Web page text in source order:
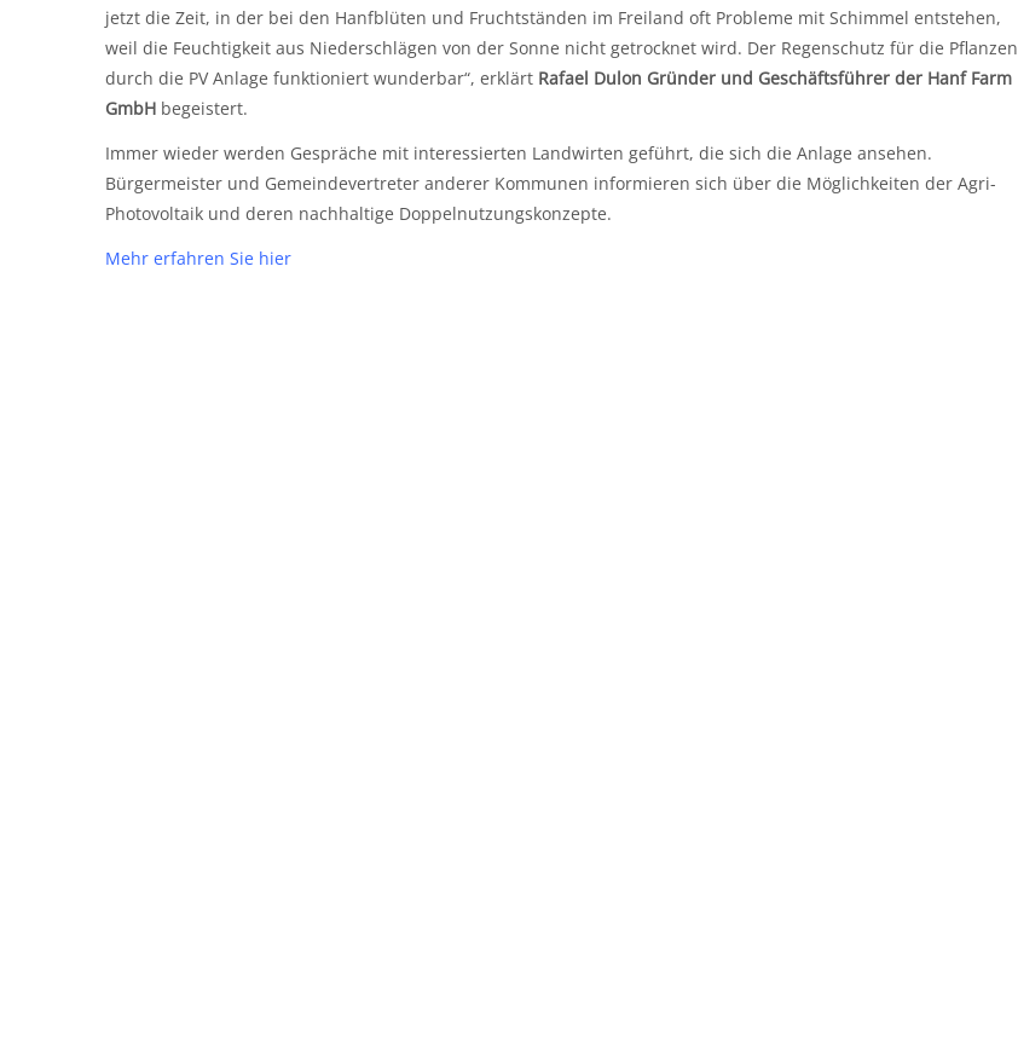
jetzt die Zeit, in der bei den Hanfblüten und Fruchtständen im Freiland oft Probleme mit Schimmel entstehen,
weil die Feuchtigkeit aus Niederschlägen von der Sonne nicht getrocknet wird. Der Regenschutz für die Pflanzen
durch die PV Anlage funktioniert wunderbar“, erklärt Rafael Dulon Gründer und Geschäftsführer der Hanf Farm
GmbH begeistert.
Immer wieder werden Gespräche mit interessierten Landwirten geführt, die sich die Anlage ansehen.
Bürgermeister und Gemeindevertreter anderer Kommunen informieren sich über die Möglichkeiten der Agri-
Photovoltaik und deren nachhaltige Doppelnutzungskonzepte.
Mehr erfahren Sie hier